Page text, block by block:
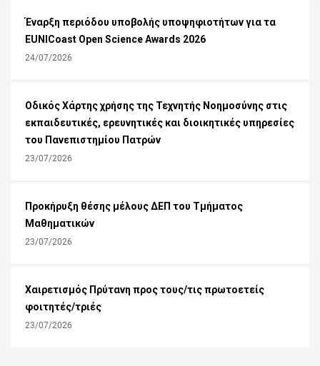
Έναρξη περιόδου υποβολής υποψηφιοτήτων για τα
EUNICoast Open Science Awards 2026
24/07/2026
Οδικός Χάρτης χρήσης της Τεχνητής Νοημοσύνης στις
εκπαιδευτικές, ερευνητικές και διοικητικές υπηρεσίες
του Πανεπιστημίου Πατρών
23/07/2026
Προκήρυξη θέσης μέλους ΔΕΠ του Τμήματος
Μαθηματικών
23/07/2026
Χαιρετισμός Πρύτανη προς τους/τις πρωτοετείς
φοιτητές/τριές
23/07/2026